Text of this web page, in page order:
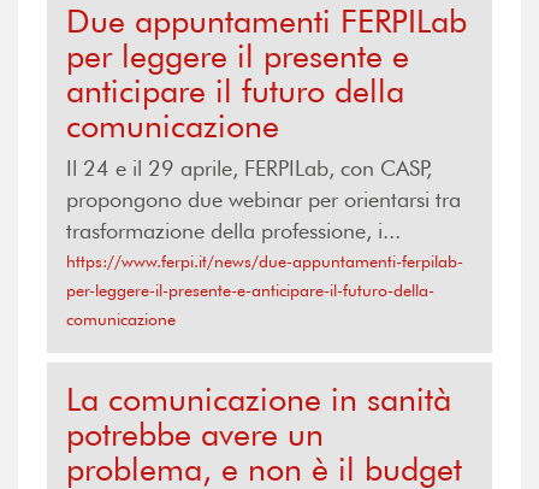
Due appuntamenti FERPILab
per leggere il presente e
anticipare il futuro della
comunicazione
Il 24 e il 29 aprile, FERPILab, con CASP,
propongono due webinar per orientarsi tra
trasformazione della professione, i...
https://www.ferpi.it/news/due-appuntamenti-ferpilab-
per-leggere-il-presente-e-anticipare-il-futuro-della-
comunicazione
La comunicazione in sanità
potrebbe avere un
problema, e non è il budget